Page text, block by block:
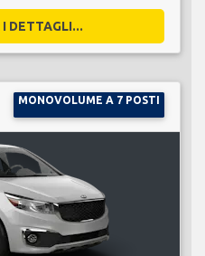
DETTAGLI...
MONOVOLUME A 7 POSTI